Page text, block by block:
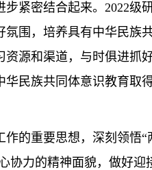
步紧密结合起来。 2022级
围，培养具有中华民族
资源和渠道，与时俱进抓
华民族共同体意识教育取
作的重要思想，深刻领悟“
协力的精神面貌，做好迎